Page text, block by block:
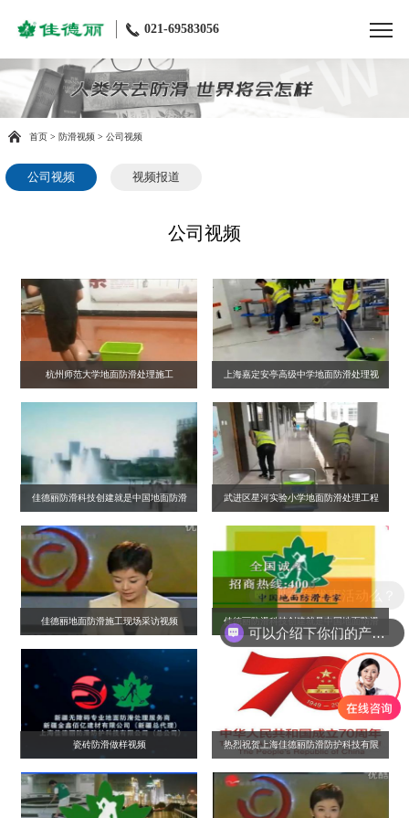
021-69583056
首页 > 防滑视频 > 公司视频
公司视频 视频报道
公司视频
杭州师范大学地面防滑处理施工 上海嘉定安亭高级中学地面防滑处理视
频
佳德丽防滑科技创建就是中国地面防滑
元年
武进区星河实验小学地面防滑处理工程
佳德丽地面防滑施工现场采访视频 佳德丽防滑科技创建就是中国地面防滑
元年10年质量保证
瓷砖防滑做样视频 热烈祝贺上海佳德丽防滑防护科技有限
公司入选《辉煌70年》年鉴
可以介绍下你们的产品么？
现在有优惠活动么？